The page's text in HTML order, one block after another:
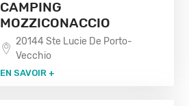
CAMPING
MOZZICONACCIO
20144 Ste Lucie De Porto-
Vecchio
EN SAVOIR +